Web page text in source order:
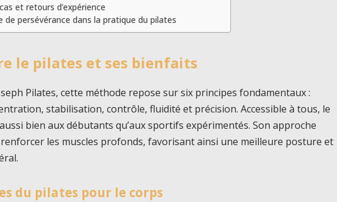
et retours d’expérience
de persévérance dans la pratique du pilates
le pilates et ses bienfaits
Pilates, cette méthode repose sur six principes fondamentaux :
stabilisation, contrôle, fluidité et précision. Accessible à tous, le
bien aux débutants qu’aux sportifs expérimentés. Son approche
les muscles profonds, favorisant ainsi une meilleure posture et
du pilates pour le corps